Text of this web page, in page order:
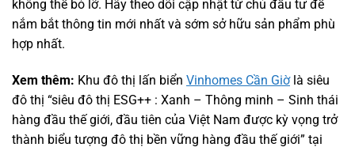
không thể bỏ lỡ. Hãy theo dõi cập nhật từ chủ đầu tư để
nắm bắt thông tin mới nhất và sớm sở hữu sản phẩm phù
hợp nhất.
Xem thêm: Khu đô thị lấn biển Vinhomes Cần Giờlà siêu
đô thị “siêu đô thị ESG++ : Xanh – Thông minh – Sinh thái
hàng đầu thế giới, đầu tiên của Việt Nam được kỳ vọng trở
thành biểu tượng đô thị bền vững hàng đầu thế giới” tại